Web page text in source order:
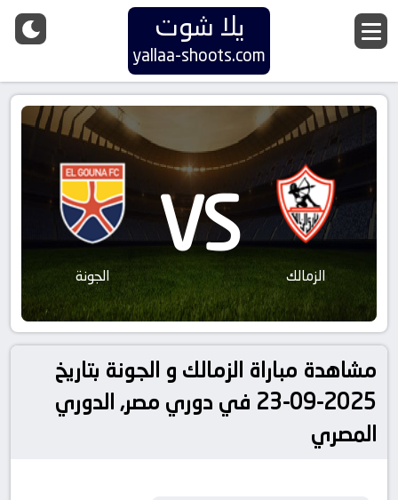
يلا شوت
yallaa-shoots.com
الزمالك VS الجونة
مشاهدة مباراة الزمالك و الجونة بتاريخ
2025-09-23 في دوري مصر, الدوري
المصري